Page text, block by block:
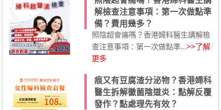
解檢查注意事項：第一次做點準
備？費用幾多？
照陰超會痛嗎？香港婦科醫生講解檢
查注意事項：第一次做點準...>>了解
更多
痕又有豆腐渣分泌物？香港婦科
醫生拆解黴菌陰道炎：點解反覆
發作？點處理先有效？